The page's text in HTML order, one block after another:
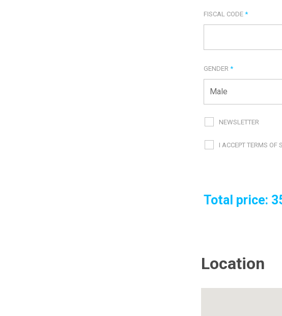
FISCAL CODE *
GENDER *
NEWSLETTER
I ACCEPT TERMS OF
Total price:
Location